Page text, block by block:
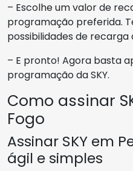
– Escolhe um valor de
programação preferida.
possibilidades de
– E pronto! Agora basta
programação da SKY.
Como assinar
Fogo
Assinar SKY em
ágil e simples